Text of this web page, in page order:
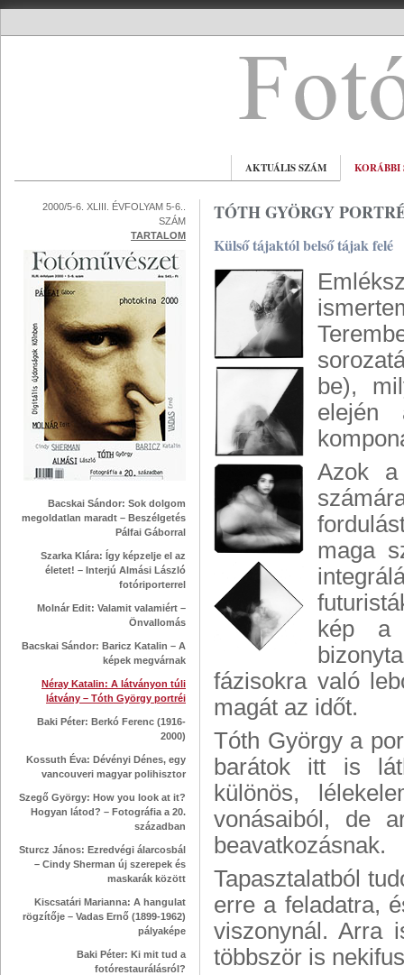
AKTUÁLIS SZÁM KORÁBBI
2000/5-6. XLIII. ÉVFOLYAM 5-6..
SZÁM
TARTALOM
Bacskai Sándor: Sok dolgom
megoldatlan maradt – Beszélgetés
Pálfai Gáborral
Szarka Klára: Így képzelje el az
életet! – Interjú Almási László
fotóriporterrel
Molnár Edit: Valamit valamiért –
Önvallomás
Bacskai Sándor: Baricz Katalin – A
képek megvárnak
Néray Katalin: A látványon túli
látvány – Tóth György portréi
Baki Péter: Berkó Ferenc (1916-
2000)
Kossuth Éva: Dévényi Dénes, egy
vancouveri magyar polihisztor
Szegő György: How you look at it?
Hogyan látod? – Fotográfia a 20.
században
Sturcz János: Ezredvégi álarcosbál
– Cindy Sherman új szerepek és
maskarák között
Kiscsatári Marianna: A hangulat
rögzítője – Vadas Ernő (1899-1962)
pályaképe
Baki Péter: Ki mit tud a
fotórestaurálásról?
TÓTH GYÖRGY
Külső tájaktól belső tájak felé
be),
elején
Azok
maga
kép a
fázisokra való
magát az időt.
Tóth György a
barátok itt is
különös,
vonásaiból, de
beavatkozásnak.
Tapasztalatból
erre a feladatra,
viszonynál. Arra
többször is